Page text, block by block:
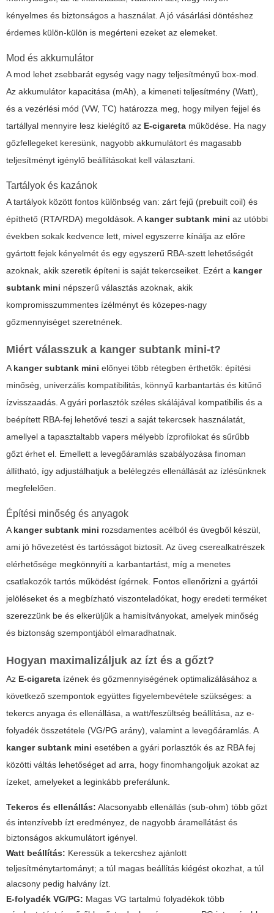
kényelmes és biztonságos a használat. A jó vásárlási döntéshez
érdemes külön-külön is megérteni ezeket az elemeket.
Mod és akkumulátor
A mod lehet zsebbarát egység vagy nagy teljesítményű box-mod.
Az akkumulátor kapacitása (mAh), a kimeneti teljesítmény (Watt),
és a vezérlési mód (VW, TC) határozza meg, hogy milyen fejjel és
tartállyal mennyire lesz kielégítő az E-cigareta működése. Ha nagy
gőzfellegeket keresünk, nagyobb akkumulátort és magasabb
teljesítményt igénylő beállításokat kell választani.
Tartályok és kazánok
A tartályok között fontos különbség van: zárt fejű (prebuilt coil) és
építhető (RTA/RDA) megoldások. Akanger subtank mini az utóbbi
években sokak kedvence lett, mivel egyszerre kínálja az előre
gyártott fejek kényelmét és egy egyszerű RBA-szett lehetőségét
azoknak, akik szeretik építeni is saját tekercseiket. Ezért a kanger
subtank mini népszerű választás azoknak, akik
kompromisszummentes ízélményt és közepes-nagy
gőzmennyiséget szeretnének.
Miért válasszuk a kanger subtank mini-t?
Akanger subtank mini előnyei több rétegben érthetők: építési
minőség, univerzális kompatibilitás, könnyű karbantartás és kitűnő
ízvisszaadás. A gyári porlasztók széles skálájával kompatibilis és a
beépített RBA-fej lehetővé teszi a saját tekercsek használatát,
amellyel a tapasztaltabb vapers mélyebb ízprofilokat és sűrűbb
gőzt érhet el. Emellett a levegőáramlás szabályozása finoman
állítható, így adjustálhatjuk a belélegzés ellenállását az ízlésünknek
megfelelően.
Építési minőség és anyagok
Akanger subtank mini rozsdamentes acélból és üvegből készül,
ami jó hővezetést és tartósságot biztosít. Az üveg cserealkatrészek
elérhetősége megkönnyíti a karbantartást, míg a menetes
csatlakozók tartós működést ígérnek. Fontos ellenőrizni a gyártói
jelöléseket és a megbízható viszonteladókat, hogy eredeti terméket
szerezzünk be és elkerüljük a hamisítványokat, amelyek minőség
és biztonság szempontjából elmaradhatnak.
Hogyan maximalizáljuk az ízt és a gőzt?
Az E-cigareta ízének és gőzmennyiségének optimalizálásához a
következő szempontok együttes figyelembevétele szükséges: a
tekercs anyaga és ellenállása, a watt/feszültség beállítása, az e-
folyadék összetétele (VG/PG arány), valamint a levegőáramlás. A
kanger subtank mini esetében a gyári porlasztók és az RBA fej
közötti váltás lehetőséget ad arra, hogy finomhangoljuk azokat az
ízeket, amelyeket a leginkább preferálunk.
Tekercs és ellenállás: Alacsonyabb ellenállás (sub-ohm) több gőzt
és intenzívebb ízt eredményez, de nagyobb áramellátást és
biztonságos akkumulátort igényel.
Watt beállítás: Keressük a tekercshez ajánlott
teljesítménytartományt; a túl magas beállítás kiégést okozhat, a túl
alacsony pedig halvány ízt.
E-folyadék VG/PG: Magas VG tartalmú folyadékok több